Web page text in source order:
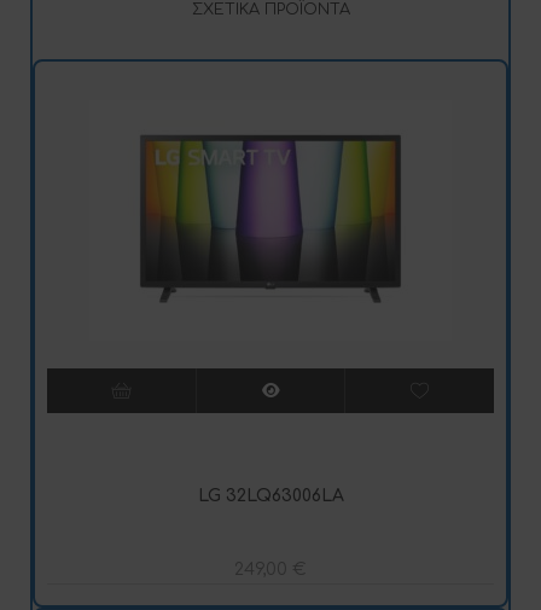
ΣΧΕΤΙΚΆ ΠΡΟΪΌΝΤΑ
LG 32LQ63006LA
249,00 €